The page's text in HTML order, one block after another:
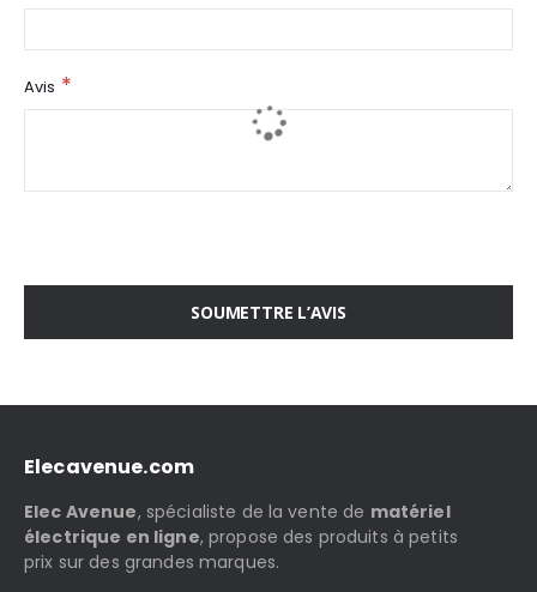
Avis
SOUMETTRE L’AVIS
Elecavenue.com
Elec Avenue, spécialiste de la vente de matériel
électrique en ligne, propose des produits à petits
prix sur des grandes marques.